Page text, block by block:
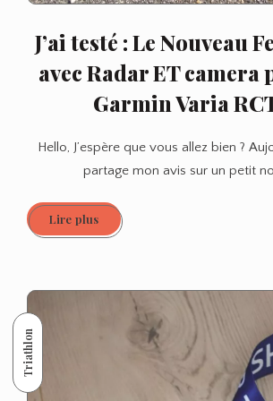
J’ai testé : Le Nouveau
avec Radar ET camera
Garmin Varia
Hello, J’espère que vous allez bien ?
partage mon avis sur un petit
Lire plusJ’ai
testé
Nouveau
Arrière
Triathlon